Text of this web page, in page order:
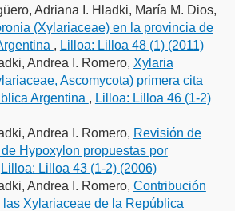
Adriana I. Hladki, María M. Dios,
(Xylariaceae) en la provincia de
, Lilloa: Lilloa 48 (1) (2011)
Andrea I. Romero, Xylaria
Ascomycota) primera cita
Argentina , Lilloa: Lilloa 46 (1-2)
Andrea I. Romero, Revisión de
Hypoxylon propuestas por
Lilloa: Lilloa 43 (1-2) (2006)
Andrea I. Romero, Contribución
Xylariaceae de la República